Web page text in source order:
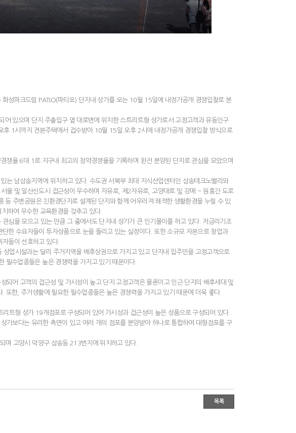
성파크드림 PATIO(파티오) 단지내 상가를 오는 10월 15일에 내정가공개 경쟁입찰로 분
어 있으며 단지 주출입구 옆 대로변에 위치한 스트리트형 상가로서 고정고객과 유동인구
1시까지 견본주택에서 접수받아 10월 15일 오후 2시에 내정가공개 경쟁입찰 방식으로
쟁율 6대 1로 지구내 최고의 청약경쟁율을 기록하며 완전 분양된 단지로 관심을 모았으며
는 남삼송지역에 위치하고 있다. 수도권 서북부 최대 지식산업센터인 삼송테크노밸리와
울 및 일산신도시 접근성이 우수하며 자유로, 제2자유로, 고양대로 및 강매 ~ 원흥간 도로
주변공원은 친환경단지로 설계된 단지와 함께 어우러져 쾌적한 생활환경을 누릴 수 있
하여 우수한 교육환경을 갖추고 있다.
심을 모으고 있는 만큼 그 중에서도 단지내 상가가 큰 인기몰이를 하고 있다. 저금리기조
한 수요자들이 투자상품으로 눈을 돌리고 있는 실정이다. 또한 소규모 자본으로 창업과
들이 선호하고 있다.
업시설과는 달리 주거지역을 배후상권으로 가지고 있고 단지내 입주민을 고정고객으로
필수업종들은 높은 경쟁력을 가지고 있기 때문이다.
되어 고객의 접근성 및 가시성이 높고 단지 고정고객은 물론이고 인근 단지의 배후세대 및
한, 주거생활에 필요한 필수업종들은 높은 경쟁력을 가지고 있기 때문에 더욱 좋다.
리트형 상가 19개점포로 구성되어 있어 가시성과 접근성이 높은 상품으로 구성되어 있다.
가보다는 유리한 측면이 있고 여러 개의 점포를 분양받아 하나로 통합하여 대형점포를 구
며 고양시 덕양구 삼송동 213번지에 위치하고 있다.
목록